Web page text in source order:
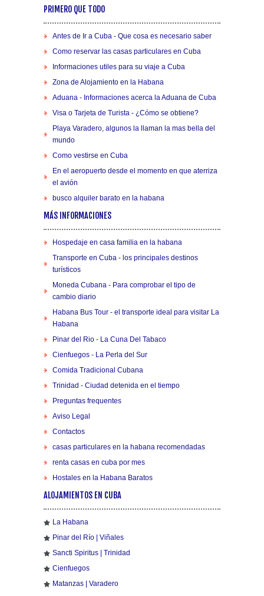
PRIMERO QUE TODO
Antes de Ir a Cuba - Que cosa es necesario saber
Como reservar las casas particulares en Cuba
Informaciones utiles para su viaje a Cuba
Zona de Alojamiento en la Habana
Aduana - Informaciones acerca la Aduana de Cuba
Visa o Tarjeta de Turista - ¿Cómo se obtiene?
Playa Varadero, algunos la llaman la mas bella del
mundo
Como vestirse en Cuba
En el aeropuerto desde el momento en que aterriza
el avión
busco alquiler barato en la habana
MÁS INFORMACIONES
Hospedaje en casa familia en la habana
Transporte en Cuba - los principales destinos
turísticos
Moneda Cubana - Para comprobar el tipo de
cambio diario
Habana Bus Tour - el transporte ideal para visitar La
Habana
Pinar del Rio - La Cuna Del Tabaco
Cienfuegos - La Perla del Sur
Comida Tradicional Cubana
Trinidad - Ciudad detenida en el tiempo
Preguntas frequentes
Aviso Legal
Contactos
casas particulares en la habana recomendadas
renta casas en cuba por mes
Hostales en la Habana Baratos
ALOJAMIENTOS EN CUBA
La Habana
Pinar del Río | Viñales
Sancti Spiritus | Trinidad
Cienfuegos
Matanzas | Varadero